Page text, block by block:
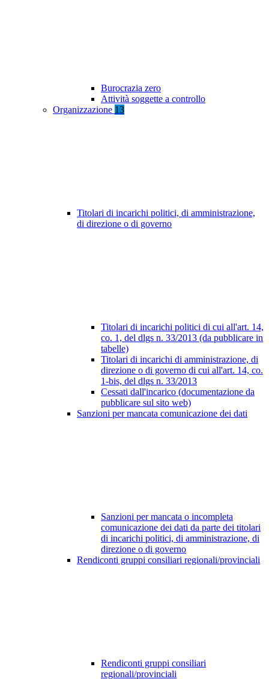
Burocrazia zero
Attività soggette a controllo
Organizzazione 13
Titolari di incarichi politici, di amministrazione,
di direzione o di governo
Titolari di incarichi politici di cui all'art. 14,
co. 1, del dlgs n. 33/2013 (da pubblicare in
tabelle)
Titolari di incarichi di amministrazione, di
direzione o di governo di cui all'art. 14, co.
1-bis, del dlgs n. 33/2013
Cessati dall'incarico (documentazione da
pubblicare sul sito web)
Sanzioni per mancata comunicazione dei dati
Sanzioni per mancata o incompleta
comunicazione dei dati da parte dei titolari
di incarichi politici, di amministrazione, di
direzione o di governo
Rendiconti gruppi consiliari regionali/provinciali
Rendiconti gruppi consiliari
regionali/provinciali